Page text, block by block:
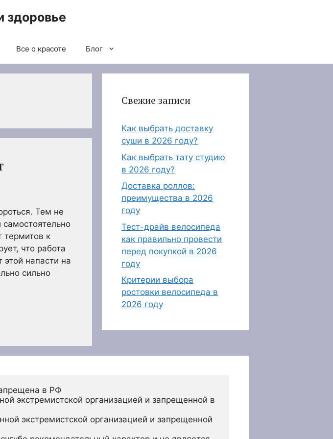
здоровье
Все о красоте Блог
Тем не
термитов к
что работа
напасти на
сильно
Свежие записи
Как выбрать доставку
суши в 2026 году?
Как выбрать тату студию
в 2026 году?
Доставка роллов:
преимущества в 2026
году
Тест-драйв велосипеда
как правильно провести
перед покупкой в 2026
году
Критерии выбора
ростовки велосипеда в
2026 году
в РФ
экстремистской организацией и запрещенной в
экстремистской организацией и запрещенной